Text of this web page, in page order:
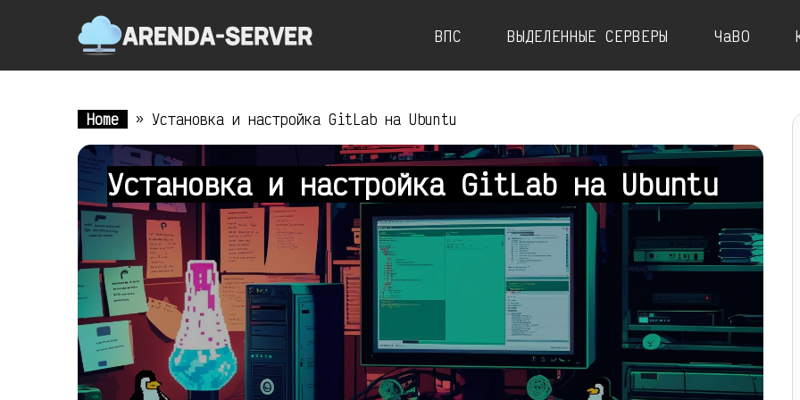
ВПС ВЫДЕЛЕННЫЕ СЕРВЕРЫ ЧаВО
Home » Установка и настройка GitLab на Ubuntu
Установка и настройка GitLab на Ubuntu